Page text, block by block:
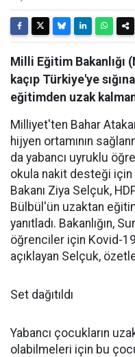
Milli Eğitim Bakanlığı
kaçıp Türkiye'ye
eğitimden uzak
Milliyet'ten Bahar
hijyen ortamının
da yabancı uyruklu
okula nakit desteği
Bakanı Ziya Selçuk,
Bülbül'ün uzaktan
yanıtladı. Bakanlığın,
öğrenciler için Kovid-19
açıklayan Selçuk,
Set dağıtıldı
Yabancı çocukların
olabilmeleri için bu